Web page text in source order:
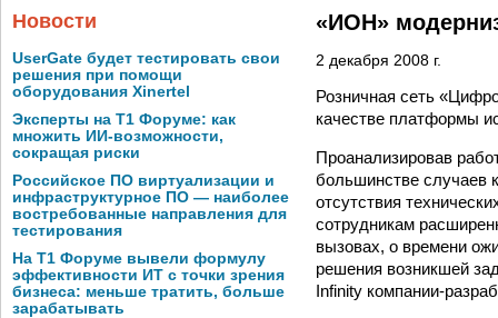
Новости
UserGate будет тестировать свои
решения при помощи
оборудования Xinertel
Эксперты на Т1 Форуме: как
множить ИИ-возможности,
сокращая риски
Российское ПО виртуализации и
инфраструктурное ПО — наиболее
востребованные направления для
тестирования
На Т1 Форуме вывели формулу
эффективности ИТ с точки зрения
бизнеса: меньше тратить, больше
зарабатывать
«ИОН»
2 декабря 2008 г.
Розничная сеть
качестве платформы
Проанализировав
большинстве случаев
отсутствия
сотрудникам
вызовах, о времени
решения возникшей
Infinity компании-